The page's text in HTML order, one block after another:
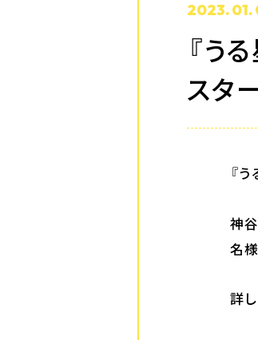
2023. 01.
『う
スタ
『
神
名
詳し